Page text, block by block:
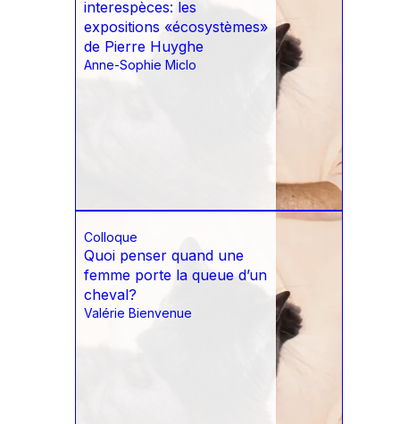
interespèces: les
expositions «écosystèmes»
de Pierre Huyghe
Anne-Sophie Miclo
Colloque
Quoi penser quand une
femme porte la queue d’un
cheval?
Valérie Bienvenue